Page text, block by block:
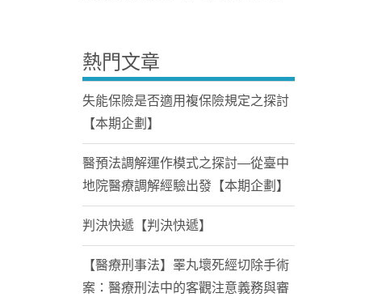
熱門文章
失能保險是否適用複保險規定之探討
【本期企劃】
醫預法調解運作模式之探討—從臺中
地院醫療調解經驗出發【本期企劃】
判決快遞【判決快遞】
【醫療刑事法】睪丸壞死經切除手術
案：醫療刑法中的客觀注意義務與審